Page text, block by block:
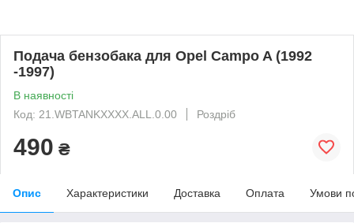
Подача бензобака для Opel Campo A (1992
-1997)
В наявності
Код: 21.WBTANKXXXX.ALL.0.00
Роздріб
490 ₴
Опис Характеристики Доставка Оплата Умови